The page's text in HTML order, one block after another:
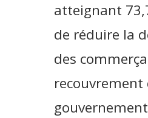
atteignant
de réduire la
des